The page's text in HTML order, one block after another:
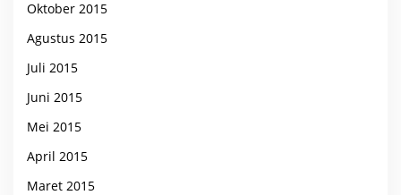
Oktober 2015
Agustus 2015
Juli 2015
Juni 2015
Mei 2015
April 2015
Maret 2015